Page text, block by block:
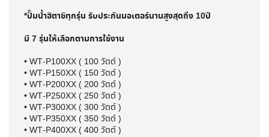
*ปั๊มน้ำฮิตาชิทุกรุ่น รับประกันมอเตอร์นานสูงสุดถึง 10ปี
มี 7 รุ่นให้เลือกตามการใช้งาน
• WT-P100XX ( 100 วัตต์ )
• WT-P150XX ( 150 วัตต์ )
• WT-P200XX ( 200 วัตต์ )
• WT-P250XX ( 250 วัตต์ )
• WT-P300XX ( 300 วัตต์ )
• WT-P350XX ( 350 วัตต์ )
• WT-P400XX ( 400 วัตต์ )